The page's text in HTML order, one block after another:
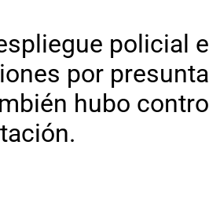
policial
por
hubo